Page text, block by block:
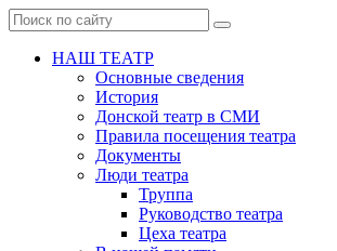
НАШ ТЕАТР
Основные сведения
История
Донской театр в СМИ
Правила посещения театра
Документы
Люди театра
Труппа
Руководство театра
Цеха театра